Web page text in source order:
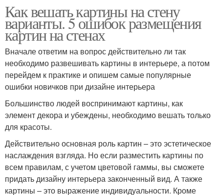
Как вешать картины на стену
варианты. 5 ошибок размещения
картин на стенах
Вначале ответим на вопрос действительно ли так
необходимо развешивать картины в интерьере, а потом
перейдем к практике и опишем самые популярные
ошибки новичков при дизайне интерьера
Большинство людей воспринимают картины, как
элемент декора и убеждены, необходимо вешать только
для красоты.
Действительно основная роль картин – это эстетическое
наслаждения взгляда. Но если разместить картины по
всем правилам, с учетом цветовой гаммы, вы сможете
придать дизайну интерьера законченный вид. А также
картины – это выражение индивидуальности. Кроме